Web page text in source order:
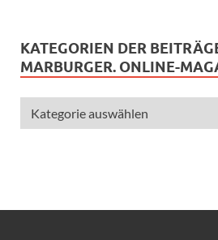
KATEGORIEN DER
MARBURGER. ONLINE-